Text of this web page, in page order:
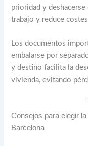
prioridad y
trabajo y reduce
Los documentos
embalarse por
y destino facilita la
vivienda, evitando
Consejos para elegir
Barcelona